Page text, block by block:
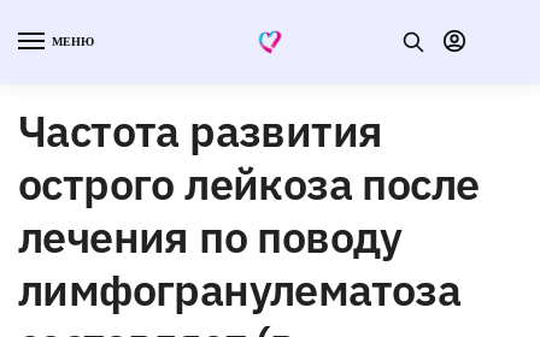
МЕНЮ
Частота развития
острого лейкоза после
лечения по поводу
лимфогранулематоза